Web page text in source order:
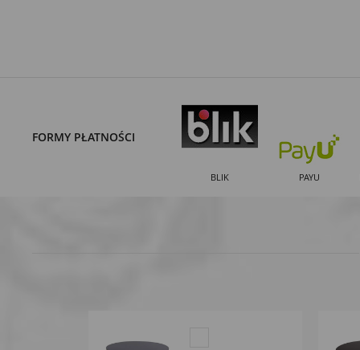
FORMY PŁATNOŚCI
BLIK PAYU